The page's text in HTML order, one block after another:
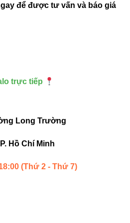
gian
sáng = đúng trải nghiệm. Đây
– ánh sáng ấm trung tính,
– sáng rõ, tăng tập trung.
hàng:6500K – nổi bật sản phẩm.
3000K – ánh vàng nhẹ dễ
để được tư vấn và báo giá
trực tiếp
Long Trường
Hồ Chí Minh
(Thứ 2 - Thứ 7)